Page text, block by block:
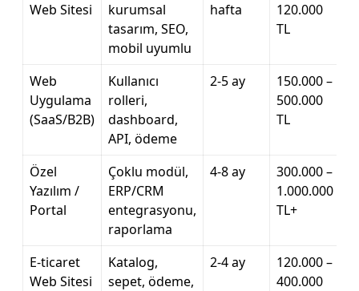
Web Sitesi
kurumsal
tasarım, SEO,
mobil uyumlu
hafta
120.000
TL
Web
Uygulama
(SaaS/B2B)
Kullanıcı
rolleri,
dashboard,
API, ödeme
2-5 ay
150.000 –
500.000
TL
Özel
Yazılım /
Portal
Çoklu modül,
ERP/CRM
entegrasyonu,
raporlama
4-8 ay
300.000 –
1.000.000
TL+
E-ticaret
Web Sitesi
Katalog,
sepet, ödeme,
2-4 ay
120.000 –
400.000